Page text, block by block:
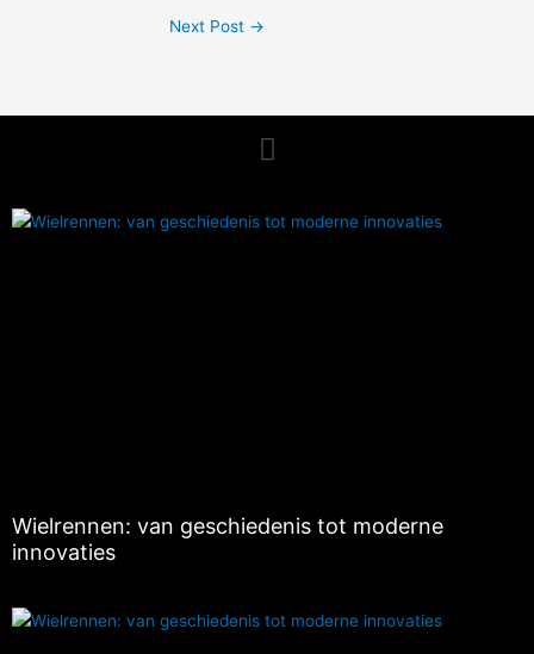
Next Post →
Menu
Wielrennen: van geschiedenis tot moderne
innovaties